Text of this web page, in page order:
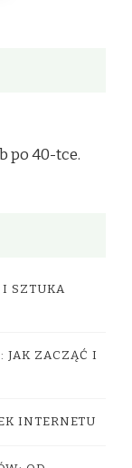
po 40-tce.
I SZTUKA
JAK ZACZĄĆ I
INTERNETU